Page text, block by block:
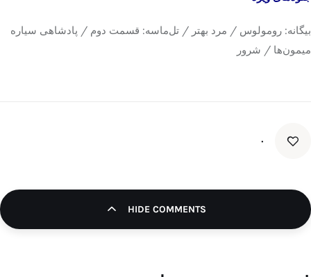
بیگانه: رومولوس / مرد بهتر / تل‌ماسه: قسمت دوم / پادشاهی سیاره
میمون‌ها / شرور
۰
HIDE COMMENTS